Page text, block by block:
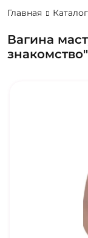
Главная Каталог
Вагина
знакомство"